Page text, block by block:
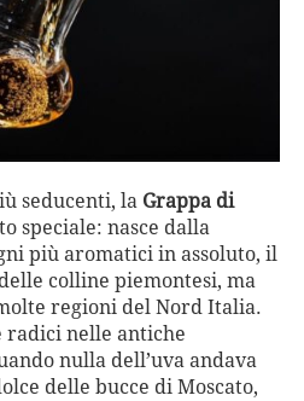
seducenti, la Grappa di
speciale: nasce dalla
più aromatici in assoluto, il
colline piemontesi, ma
regioni del Nord Italia.
radici nelle antiche
nulla dell’uva andava
delle bucce di Moscato,